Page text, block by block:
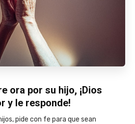
ora por su hijo, ¡Dios
y le responde!
pide con fe para que sean